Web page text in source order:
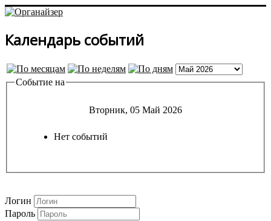
Календарь событий
Событие на
Вторник, 05 Май 2026
Нет событий
Логин
Пароль